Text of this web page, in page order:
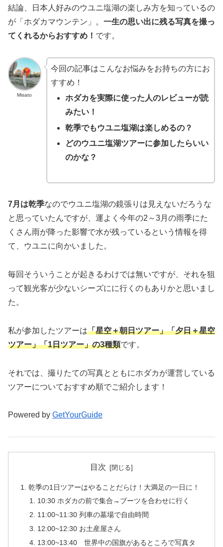
結論、日本人好みのウユニ塩湖の楽しみ方を知っているの
が「ホダカマウンテン」。 一生の思い出に残る写真を撮っ
てくれるからおすすめ！ です。
Misato
今回の記事はこんなお悩みをお持ちの方にお
すすめ！
ホダカを実際に使った人のレビューが読
みたい！
乾季でもウユニ塩湖は楽しめるの？
どのウユニ塩湖ツアーに参加したらいい
のかな？
7月は乾季なのでウユニ塩湖の鏡張りは見えないだろうな
と思っていたんですが、運よく今年の2～3月の雨季にた
くさん雨が降った影響で水が残っているという情報を得
て、ウユニに向かいました。
毎回そういうことが起きるわけでは無いですが、それを狙
って観光客が少ないシーズにに行くのもありかと思いまし
た。
私が参加したツアーは「星空＋朝日ツアー」「夕日＋星空
ツアー」「1日ツアー」の3種類です。
それでは、撮りたての写真とともにホダカが運営している
ツアーについておすすめ順でご紹介します！
Powered by GetYourGuide
目次
乾季の1日ツアーはやることだらけ！大満足の一日に！
10:30 ホダカの前で集合→ブーツを合わせに行く
11:00~11:30 列車の墓場で自由時間
12:00~12:30 お土産屋さん
13:00~13:40 世界中の国旗があるところで写真タ